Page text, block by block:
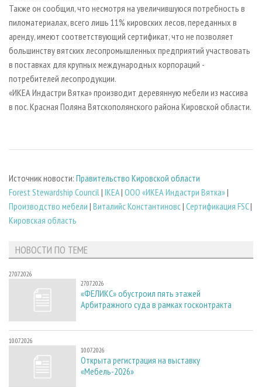
Также он сообщил, что несмотря на увеличившуюся потребность в
пиломатериалах, всего лишь 11% кировских лесов, переданных в
аренду, имеют соответствующий сертификат, что не позволяет
большинству вятских лесопромышленных предприятий участвовать
в поставках для крупных международных корпораций -
потребителей лесопродукции.
«ИКЕА Индастри Вятка» производит деревянную мебели из массива
в пос. Красная Поляна Вятскополянского района Кировской области.
Источник новости: Правительство Кировской области
Forest Stewardship Council| IKEA| ООО «ИКЕА Индастри Вятка»|
Производство мебели | Виталийс Константиновс| Сертификация FSC|
Кировская область
НОВОСТИ ПО ТЕМЕ
27.07.2026
27.07.2026
«ФЕЛИКС» обустроил пять этажей
Арбитражного суда в рамках госконтракта
10.07.2026
10.07.2026
Открыта регистрация на выставку
«Мебель-2026»